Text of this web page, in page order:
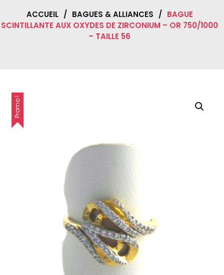
ACCUEIL / BAGUES & ALLIANCES / BAGUE
SCINTILLANTE AUX OXYDES DE ZIRCONIUM – OR 750/1000
– TAILLE 56
Promo !